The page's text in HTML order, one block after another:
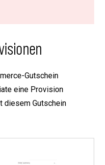
Gutschein
eine Provision
diesem Gutschein